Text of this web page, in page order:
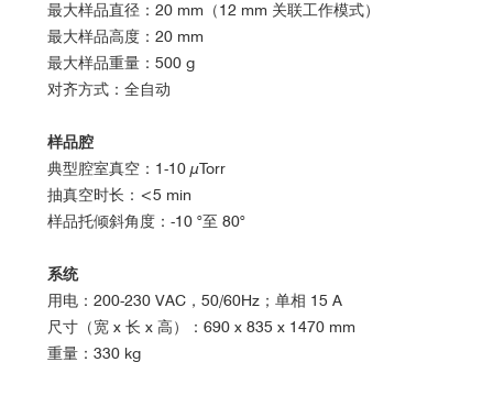
最大样品直径：20 mm（12 mm 关联工作模式）
最大样品高度：20 mm
最大样品重量：500 g
对齐方式：全自动
样品腔
典型腔室真空：1-10 µTorr
抽真空时长：<5 min
样品托倾斜角度：-10 °至 80°
系统
用电：200-230 VAC，50/60Hz；单相 15 A
尺寸（宽 x 长 x 高）：690 x 835 x 1470 mm
重量：330 kg